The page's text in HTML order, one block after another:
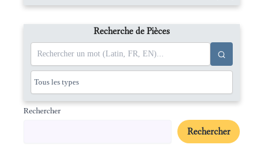
Recherche de Pièces
Rechercher
Rechercher